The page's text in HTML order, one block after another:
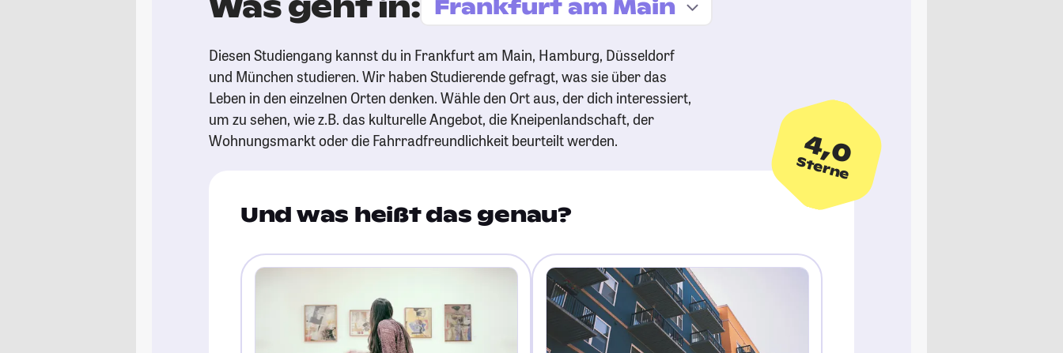
Diesen Studiengang kannst du in Frankfurt am Main, Hamburg, Düsseldorf
und München studieren. Wir haben Studierende gefragt, was sie über das
Leben in den einzelnen Orten denken. Wähle den Ort aus, der dich interessiert,
um zu sehen, wie z.B. das kulturelle Angebot, die Kneipenlandschaft, der
Wohnungsmarkt oder die Fahrradfreundlichkeit beurteilt werden.
4,0
Sterne
Und was heißt das genau?